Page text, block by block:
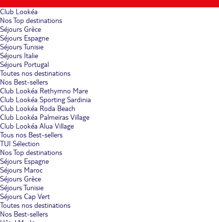
Club Lookéa
Nos Top destinations
Séjours Grèce
Séjours Espagne
Séjours Tunisie
Séjours Italie
Séjours Portugal
Toutes nos destinations
Nos Best-sellers
Club Lookéa Rethymno Mare
Club Lookéa Sporting Sardinia
Club Lookéa Roda Beach
Club Lookéa Palmeiras Village
Club Lookéa Alua Village
Tous nos Best-sellers
TUI Sélection
Nos Top destinations
Séjours Espagne
Séjours Maroc
Séjours Grèce
Séjours Tunisie
Séjours Cap Vert
Toutes nos destinations
Nos Best-sellers